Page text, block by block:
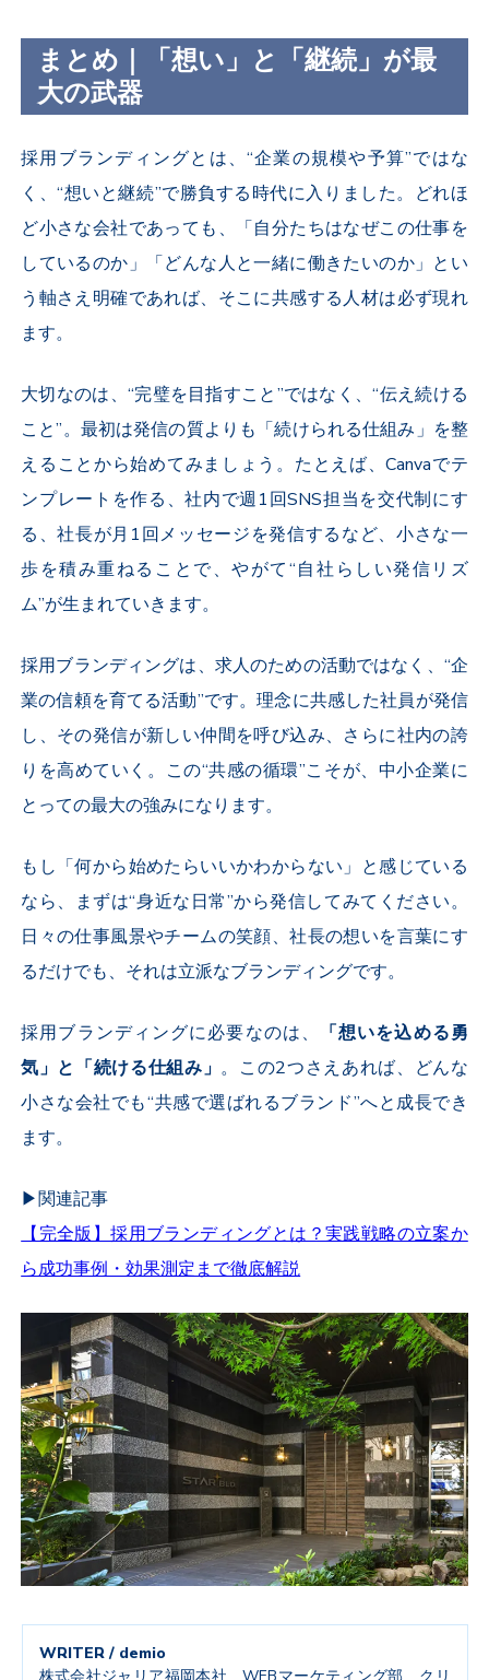
まとめ｜「想い」と「継続」が最
大の武器
採用ブランディングとは、“企業の規模や予算”ではな
く、“想いと継続”で勝負する時代に入りました。どれほ
ど小さな会社であっても、「自分たちはなぜこの仕事を
しているのか」「どんな人と一緒に働きたいのか」とい
う軸さえ明確であれば、そこに共感する人材は必ず現れ
ます。
大切なのは、“完璧を目指すこと”ではなく、“伝え続ける
こと”。最初は発信の質よりも「続けられる仕組み」を整
えることから始めてみましょう。たとえば、Canvaでテ
ンプレートを作る、社内で週1回SNS担当を交代制にす
る、社長が月 1回メッセージを発信するなど、小さな一
歩を積み重ねることで、やがて“自社らしい発信リズ
ム”が生まれていきます。
採用ブランディングは、求人のための活動ではなく、“企
業の信頼を育てる活動”です。理念に共感した社員が発信
し、その発信が新しい仲間を呼び込み、さらに社内の誇
りを高めていく。この“共感の循環”こそが、中小企業に
とっての最大の強みになります。
もし「何から始めたらいいかわからない」と感じている
なら、まずは“身近な日常”から発信してみてください。
日々の仕事風景やチームの笑顔、社長の想いを言葉にす
るだけでも、それは立派なブランディングです。
採用ブランディングに必要なのは、
「想いを込める勇
気」と「続ける仕組み」 。この2つさえあれば、どんな
小さな会社でも“共感で選ばれるブランド”へと成長でき
ます。
▶︎関連記事
【完全版】採用ブランディングとは？実践戦略の立案か
ら成功事例・効果測定まで徹底解説
WRITER / demio